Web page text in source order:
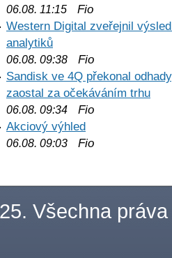
06.08. 11:15 Fio
Western Digital zveřejnil
analytiků
06.08. 09:38 Fio
Sandisk ve 4Q překonal
zaostal za očekáváním trhu
06.08. 09:34 Fio
Akciový výhled
06.08. 09:03 Fio
Všechna práva